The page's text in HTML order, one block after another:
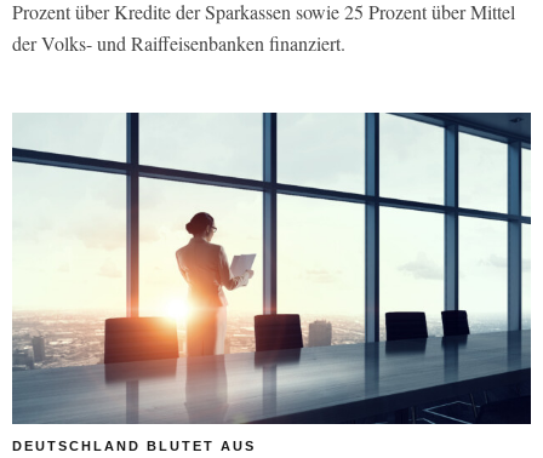
Prozent über Kredite der Sparkassen sowie 25 Prozent über Mittel
der Volks- und Raiffeisenbanken finanziert.
DEUTSCHLAND BLUTET AUS